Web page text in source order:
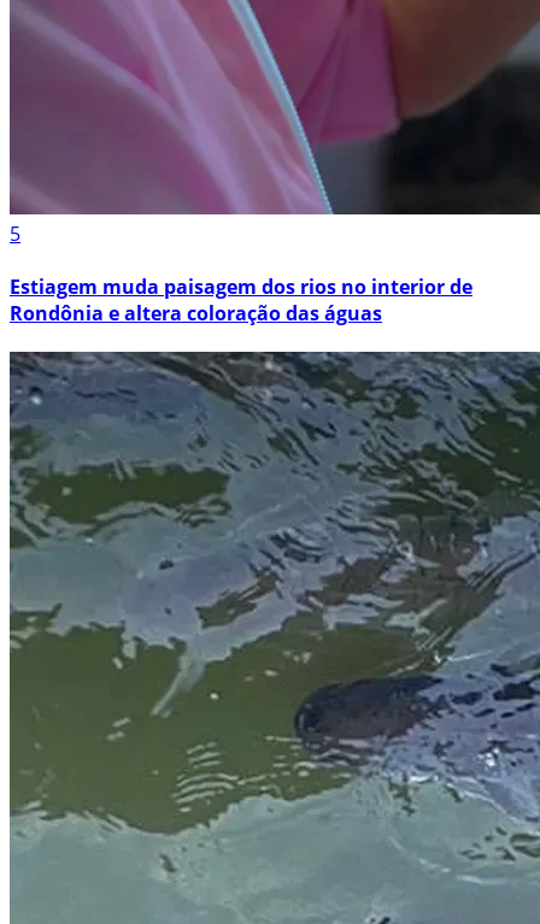
5
Estiagem muda paisagem dos rios no interior de
Rondônia e altera coloração das águas